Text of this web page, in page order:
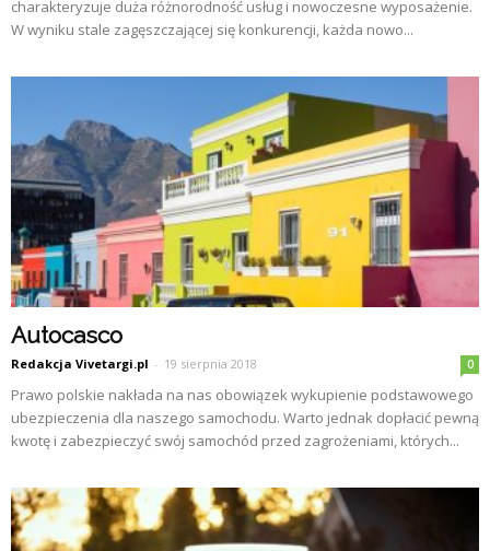
charakteryzuje duża różnorodność usług i nowoczesne wyposażenie.
W wyniku stale zagęszczającej się konkurencji, każda nowo...
Autocasco
Redakcja Vivetargi.pl - 19 sierpnia 2018 0
Prawo polskie nakłada na nas obowiązek wykupienie podstawowego
ubezpieczenia dla naszego samochodu. Warto jednak dopłacić pewną
kwotę i zabezpieczyć swój samochód przed zagrożeniami, których...